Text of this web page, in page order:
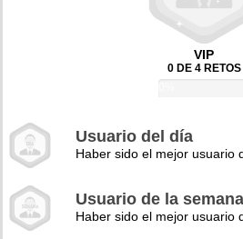
VIP
0 DE 4 RETOS
Usuario del día
Haber sido el mejor usuario
Usuario de la semana
Haber sido el mejor usuario